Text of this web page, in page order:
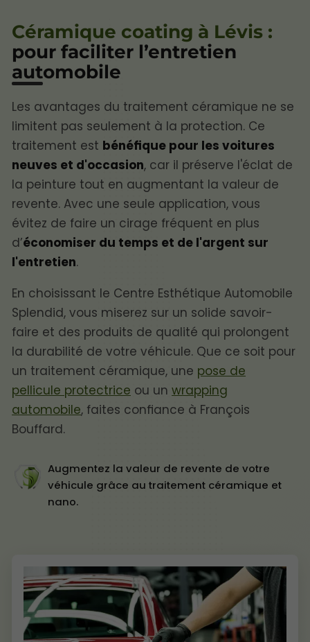
Céramique coating à Lévis :
pour faciliter l’entretien
automobile
Les avantages du traitement céramique ne se
limitent pas seulement à la protection. Ce
traitement est bénéfique pour les voitures
neuves et d'occasion, car il préserve l'éclat de
la peinture tout en augmentant la valeur de
revente. Avec une seule application, vous
évitez de faire un cirage fréquent en plus
d’économiser du temps et de l'argent sur
l'entretien.
En choisissant le Centre Esthétique Automobile
Splendid, vous miserez sur un solide savoir-
faire et des produits de qualité qui prolongent
la durabilité de votre véhicule. Que ce soit pour
un traitement céramique, une pose de
pellicule protectrice ou unwrapping
automobile, faites confiance à François
Bouffard.
Augmentez la valeur de revente de votre
véhicule grâce au traitement céramique et
nano.